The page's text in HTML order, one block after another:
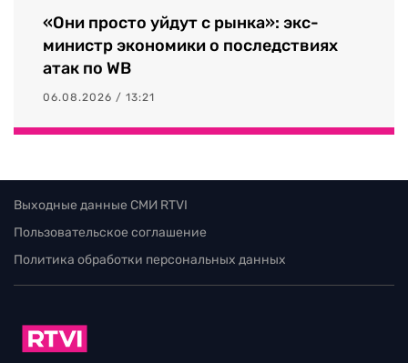
«Они просто уйдут с рынка»: экс-
министр экономики о последствиях
атак по WB
06.08.2026 / 13:21
Выходные данные СМИ RTVI
Пользовательское соглашение
Политика обработки персональных данных